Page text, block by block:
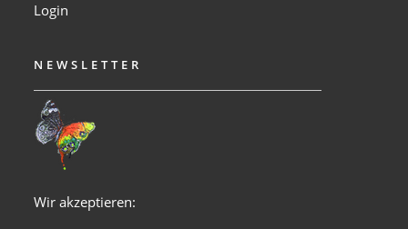
Login
NEWSLETTER
Wir akzeptieren: